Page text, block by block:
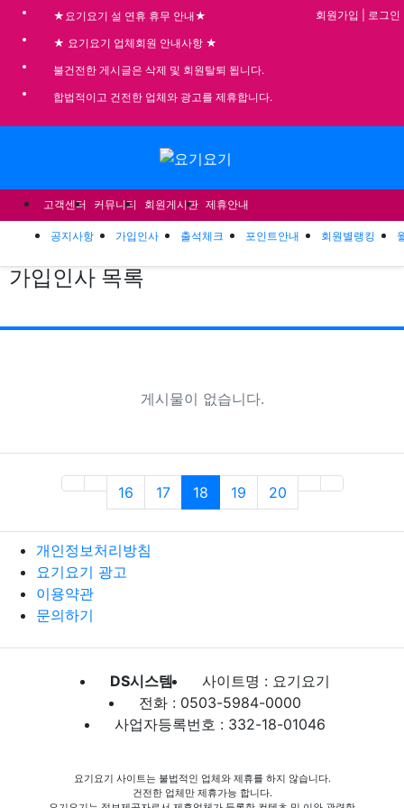
★요기요기 설 연휴 휴무 안내★
★ 요기요기 업체회원 안내사항 ★
불건전한 게시글은 삭제 및 회원탈퇴 됩니다.
합법적이고 건전한 업체와 광고를 제휴합니다.
회원가입 로그인
고객센터 커뮤니티 회원게시판 제휴안내
공지사항 가입인사 출석체크 포인트안내 회원별랭킹
가입인사 목록
게시물이 없습니다.
16 17 18(current)
19 20
개인정보처리방침
요기요기 광고
이용약관
문의하기
DS시스템
사이트명 : 요기요기
전화 : 0503-5984-0000
사업자등록번호 : 332-18-01046
요기요기 사이트는 불법적인 업체와 제휴를 하지 않습니다.
건전한 업체만 제휴가능 합니다.